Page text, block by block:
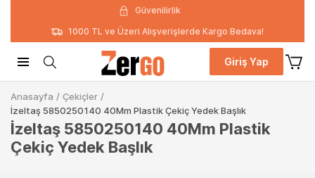
Güvenilirlik
1000 TL ve Üzeri Alışverişlerde Kargo Bedava!
Giriş Yap
Anasayfa / Çekiçler /
İzeltaş 5850250140 40Mm Plastik Çekiç Yedek Başlık
İzeltaş 5850250140 40Mm Plastik
Çekiç Yedek Başlık